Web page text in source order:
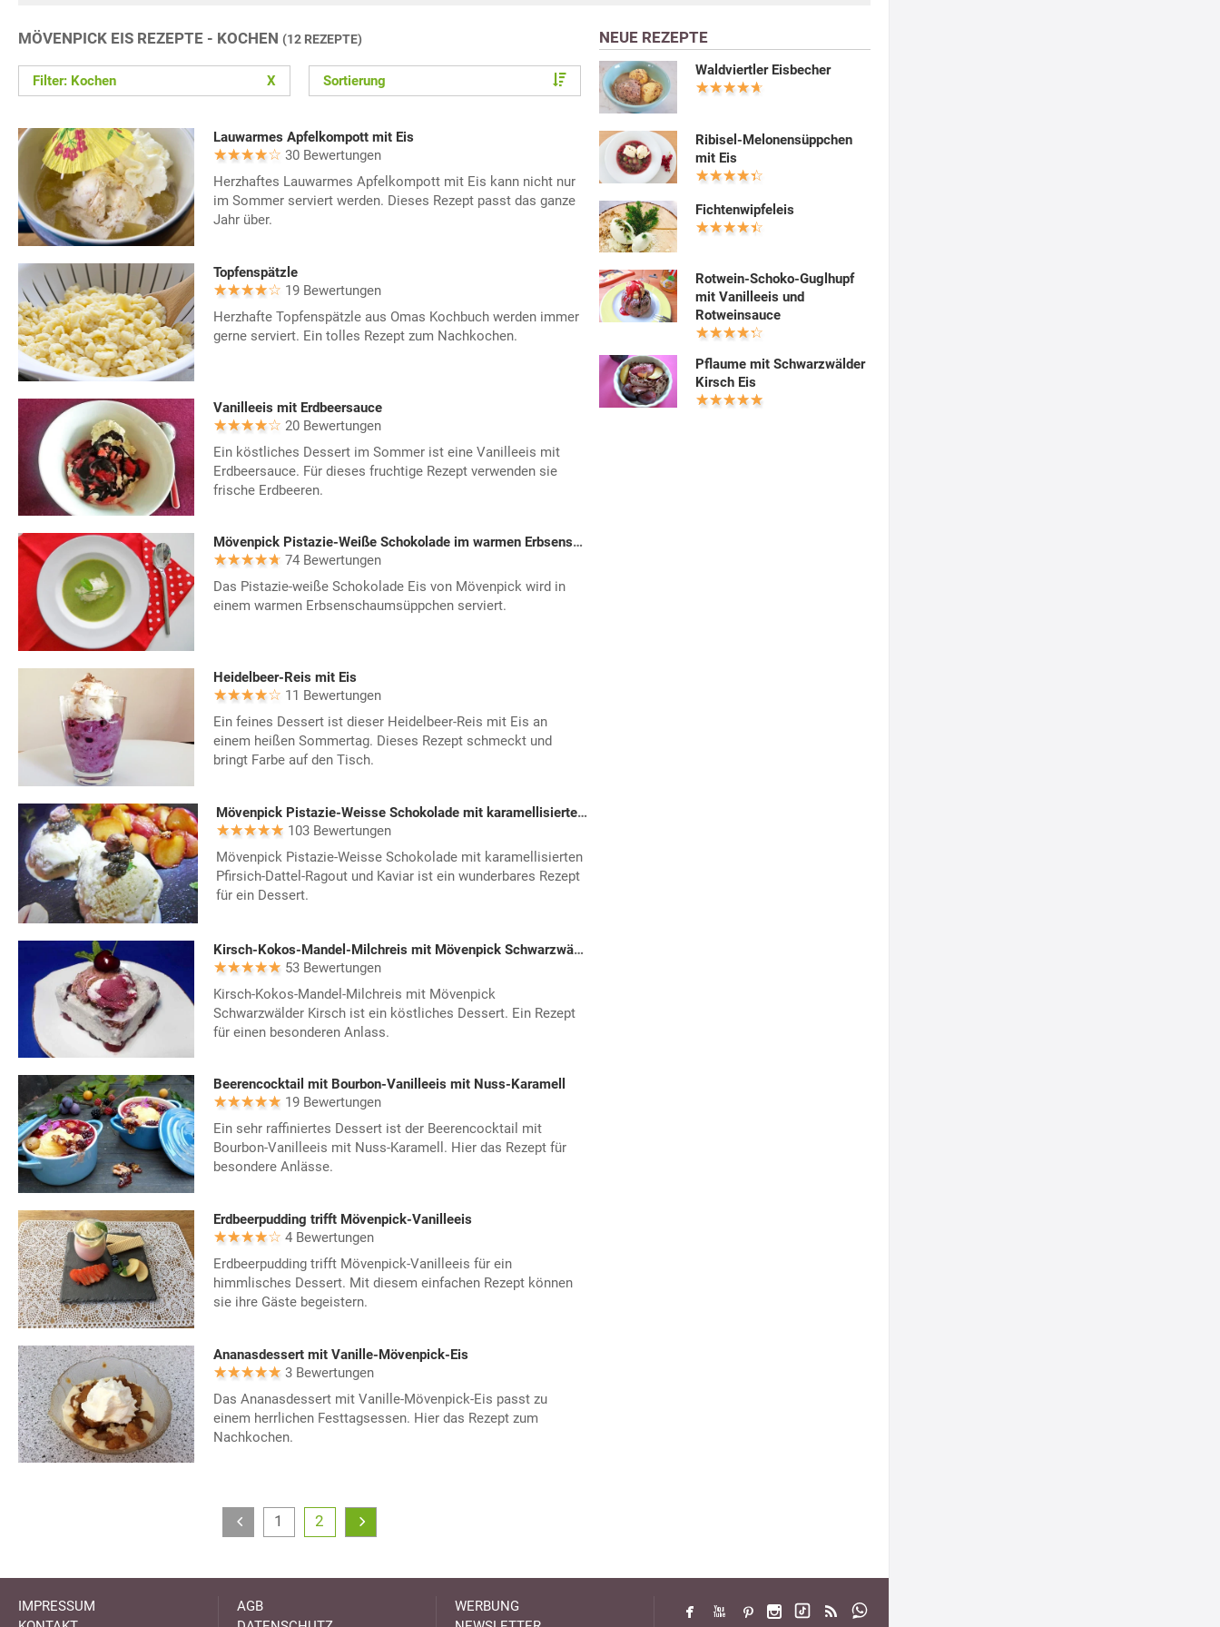
MÖVENPICK EIS REZEPTE - KOCHEN (12 REZEPTE)
Filter: Kochen X Sortierung
Lauwarmes Apfelkompott mit Eis
30 Bewertungen
Herzhaftes Lauwarmes Apfelkompott mit Eis kann nicht nur
im Sommer serviert werden. Dieses Rezept passt das ganze
Jahr über.
Topfenspätzle
19 Bewertungen
Herzhafte Topfenspätzle aus Omas Kochbuch werden immer
gerne serviert. Ein tolles Rezept zum Nachkochen.
Vanilleeis mit Erdbeersauce
20 Bewertungen
Ein köstliches Dessert im Sommer ist eine Vanilleeis mit
Erdbeersauce. Für dieses fruchtige Rezept verwenden sie
frische Erdbeeren.
Mövenpick Pistazie-Weiße Schokolade im warmen Erbsenschaumsüppchen
74 Bewertungen
Das Pistazie-weiße Schokolade Eis von Mövenpick wird in
einem warmen Erbsenschaumsüppchen serviert.
Heidelbeer-Reis mit Eis
11 Bewertungen
Ein feines Dessert ist dieser Heidelbeer-Reis mit Eis an
einem heißen Sommertag. Dieses Rezept schmeckt und
bringt Farbe auf den Tisch.
Mövenpick Pistazie-Weisse Schokolade mit karamellisierten Pfirsich-Dattel-Ragout und Kaviar
103 Bewertungen
Mövenpick Pistazie-Weisse Schokolade mit karamellisierten
Pfirsich-Dattel-Ragout und Kaviar ist ein wunderbares Rezept
für ein Dessert.
Kirsch-Kokos-Mandel-Milchreis mit Mövenpick Schwarzwälder Kirsch
53 Bewertungen
Kirsch-Kokos-Mandel-Milchreis mit Mövenpick
Schwarzwälder Kirsch ist ein köstliches Dessert. Ein Rezept
für einen besonderen Anlass.
Beerencocktail mit Bourbon-Vanilleeis mit Nuss-Karamell
19 Bewertungen
Ein sehr raffiniertes Dessert ist der Beerencocktail mit
Bourbon-Vanilleeis mit Nuss-Karamell. Hier das Rezept für
besondere Anlässe.
Erdbeerpudding trifft Mövenpick-Vanilleeis
4 Bewertungen
Erdbeerpudding trifft Mövenpick-Vanilleeis für ein
himmlisches Dessert. Mit diesem einfachen Rezept können
sie ihre Gäste begeistern.
Ananasdessert mit Vanille-Mövenpick-Eis
3 Bewertungen
Das Ananasdessert mit Vanille-Mövenpick-Eis passt zu
einem herrlichen Festtagsessen. Hier das Rezept zum
Nachkochen.
1 2
NEUE REZEPTE
Waldviertler Eisbecher
Ribisel-Melonensüppchen
mit Eis
Fichtenwipfeleis
Rotwein-Schoko-Guglhupf
mit Vanilleeis und
Rotweinsauce
Pflaume mit Schwarzwälder
Kirsch Eis
IMPRESSUM
AGB
WERBUNG